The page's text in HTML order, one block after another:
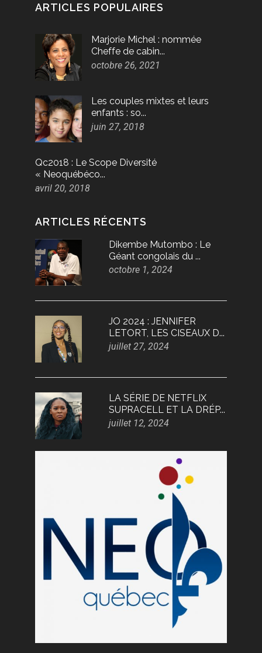
ARTICLES RÉCENTS
Dikembe Mutombo : Le
Géant congolais du ...
octobre 1, 2024
JO 2024 : JENNIFER
LETORT, LES CISEAUX D...
juillet 27, 2024
LA SÉRIE DE NETFLIX
SUPRACELL ET LA DRÉP...
juillet 12, 2024
ARTICLES POPULAIRES
Marjorie Michel : nommée
Cheffe de cabin...
octobre 26, 2021
Les couples mixtes et leurs
enfants : so...
juin 27, 2018
Qc2018 : Le Scope Diversité
« Neoquébéco...
avril 20, 2018